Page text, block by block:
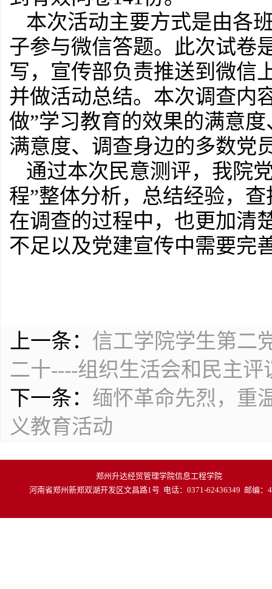
本次活动主要方式是由各
子参与微信答题。此次试卷
写，宣传部负责推送到微信
并做活动总结。本次调查内
做”学习教育的效果的满意
满意度、调查身边的多数党
通过本次民意测评，我院
程”整体分析，总结经验，
在调查的过程中，也更加清
不足以及党建宣传中需要完
上一条： 信工学院学生第二
二十----组织生活会和民主评
下一条： 缅怀革命先烈，
义教育活动
郑州升达经贸管理学院信息工程学院
河南省郑州新郑双湖开发区文昌路1号 电话：0371-62436349 邮编：